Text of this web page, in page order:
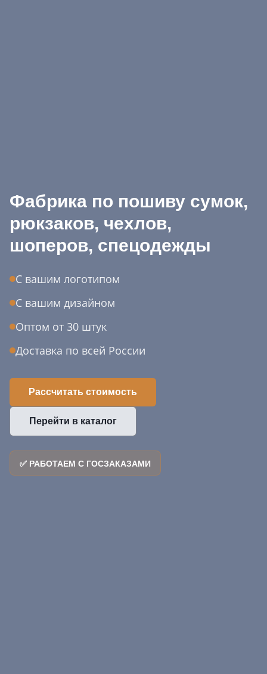
Фабрика по пошиву сумок,
рюкзаков, чехлов,
шоперов, спецодежды
С вашим логотипом
С вашим дизайном
Оптом от 30 штук
Доставка по всей России
Рассчитать стоимость
Перейти в каталог
✅ РАБОТАЕМ С ГОСЗАКАЗАМИ